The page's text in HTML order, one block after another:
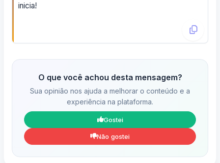
inicia!
O que você achou desta mensagem?
Sua opinião nos ajuda a melhorar o conteúdo e a
experiência na plataforma.
Gostei
Não gostei